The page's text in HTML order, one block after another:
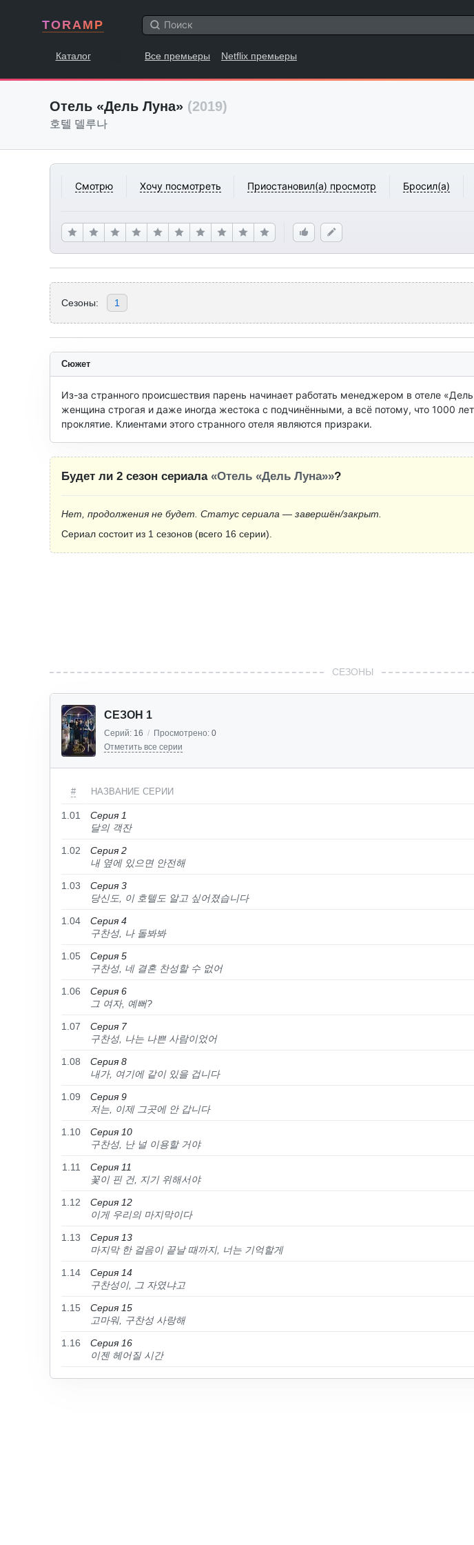
TORAMP
Каталог Все премьеры Netflix премьеры
Отель «Дель Луна» (2019)
호텔 델루나
Смотрю Хочу посмотреть Приостановил(а) просмотр Бросил(а)
Сезоны: 1
Сюжет
Из-за странного происшествия парень начинает работать менеджером в отеле
женщина строгая и даже иногда жестока с подчинёнными, а всё потому, что 1000
проклятие. Клиентами этого странного отеля являются призраки.
Будет ли 2 сезон сериала «Отель «Дель Луна»»?
Нет, продолжения не будет. Статус сериала — завершён/закрыт.
Сериал состоит из 1 сезонов (всего 16 серии).
СЕЗОНЫ
СЕЗОН 1
Серий: 16 / Просмотрено: 0
Отметить все серии
# НАЗВАНИЕ СЕРИИ
1.01
Серия 1
달의 객잔
1.02
Серия 2
내 옆에 있으면 안전해
1.03
Серия 3
당신도, 이 호텔도 알고 싶어졌습니다
1.04
Серия 4
구찬성, 나 돌봐봐
1.05
Серия 5
구찬성, 네 결혼 찬성할 수 없어
1.06
Серия 6
그 여자, 예뻐?
1.07
Серия 7
구찬성, 나는 나쁜 사람이었어
1.08
Серия 8
내가, 여기에 같이 있을 겁니다
1.09
Серия 9
저는, 이제 그곳에 안 갑니다
1.10
Серия 10
구찬성, 난 널 이용할 거야
1.11
Серия 11
꽃이 핀 건, 지기 위해서야
1.12
Серия 12
이게 우리의 마지막이다
1.13
Серия 13
마지막 한 걸음이 끝날 때까지, 너는 기억할게
1.14
Серия 14
구찬성이, 그 자였냐고
1.15
Серия 15
고마워, 구찬성 사랑해
1.16
Серия 16
이젠 헤어질 시간